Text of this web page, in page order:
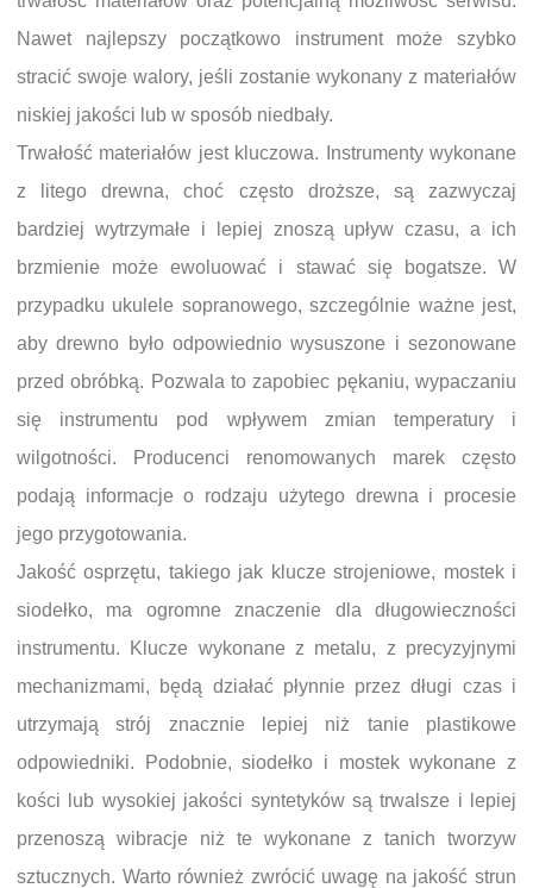
Nawet najlepszy początkowo instrument może szybko
stracić swoje walory, jeśli zostanie wykonany z materiałów
niskiej jakości lub w sposób niedbały.
Trwałość materiałów jest kluczowa. Instrumenty wykonane
z litego drewna, choć często droższe, są zazwyczaj
bardziej wytrzymałe i lepiej znoszą upływ czasu, a ich
brzmienie może ewoluować i stawać się bogatsze. W
przypadku ukulele sopranowego, szczególnie ważne jest,
aby drewno było odpowiednio wysuszone i sezonowane
przed obróbką. Pozwala to zapobiec pękaniu, wypaczaniu
się instrumentu pod wpływem zmian temperatury i
wilgotności. Producenci renomowanych marek często
podają informacje o rodzaju użytego drewna i procesie
jego przygotowania.
Jakość osprzętu, takiego jak klucze strojeniowe, mostek i
siodełko, ma ogromne znaczenie dla długowieczności
instrumentu. Klucze wykonane z metalu, z precyzyjnymi
mechanizmami, będą działać płynnie przez długi czas i
utrzymają strój znacznie lepiej niż tanie plastikowe
odpowiedniki. Podobnie, siodełko i mostek wykonane z
kości lub wysokiej jakości syntetyków są trwalsze i lepiej
przenoszą wibracje niż te wykonane z tanich tworzyw
sztucznych. Warto również zwrócić uwagę na jakość strun